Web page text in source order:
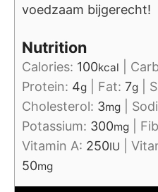
voedzaam bijgerecht!
Nutrition
Calories: 100kcal
Protein: 4g Fat: 7g
Cholesterol: 3mg
Potassium: 300mg
Vitamin A: 250IU
50mg